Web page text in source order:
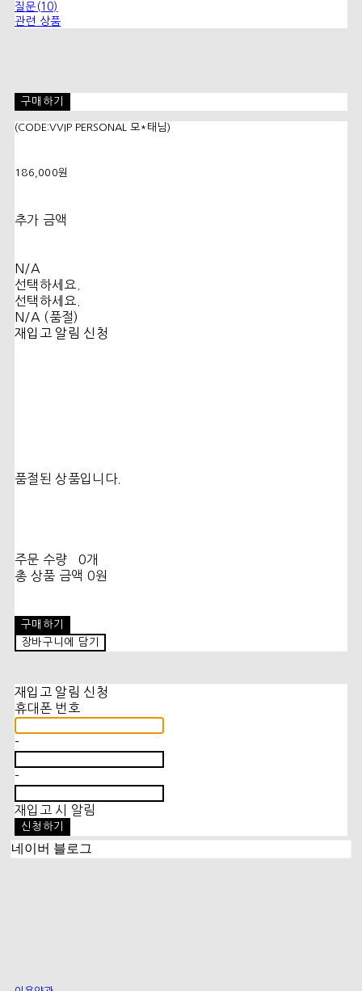
질문(10)
관련 상품
구매하기
(CODE:VVIP PERSONAL 모*태님)
186,000원
추가 금액
N/A
선택하세요.
선택하세요.
N/A (품절)
재입고 알림 신청
품절된 상품입니다.
주문 수량
0개
총 상품 금액 0원
구매하기
장바구니에 담기
재입고 알림 신청
휴대폰 번호
-
-
재입고 시 알림
신청하기
네이버 블로그